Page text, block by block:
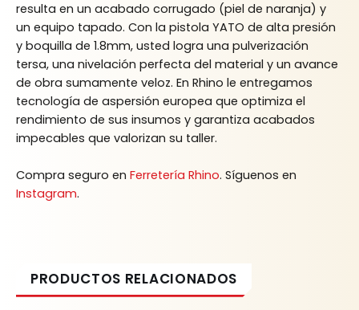
resulta en un acabado corrugado (piel de naranja) y
un equipo tapado. Con la pistola YATO de alta presión
y boquilla de 1.8mm, usted logra una pulverización
tersa, una nivelación perfecta del material y un avance
de obra sumamente veloz. En Rhino le entregamos
tecnología de aspersión europea que optimiza el
rendimiento de sus insumos y garantiza acabados
impecables que valorizan su taller.
Compra seguro en Ferretería Rhino. Síguenos en
Instagram.